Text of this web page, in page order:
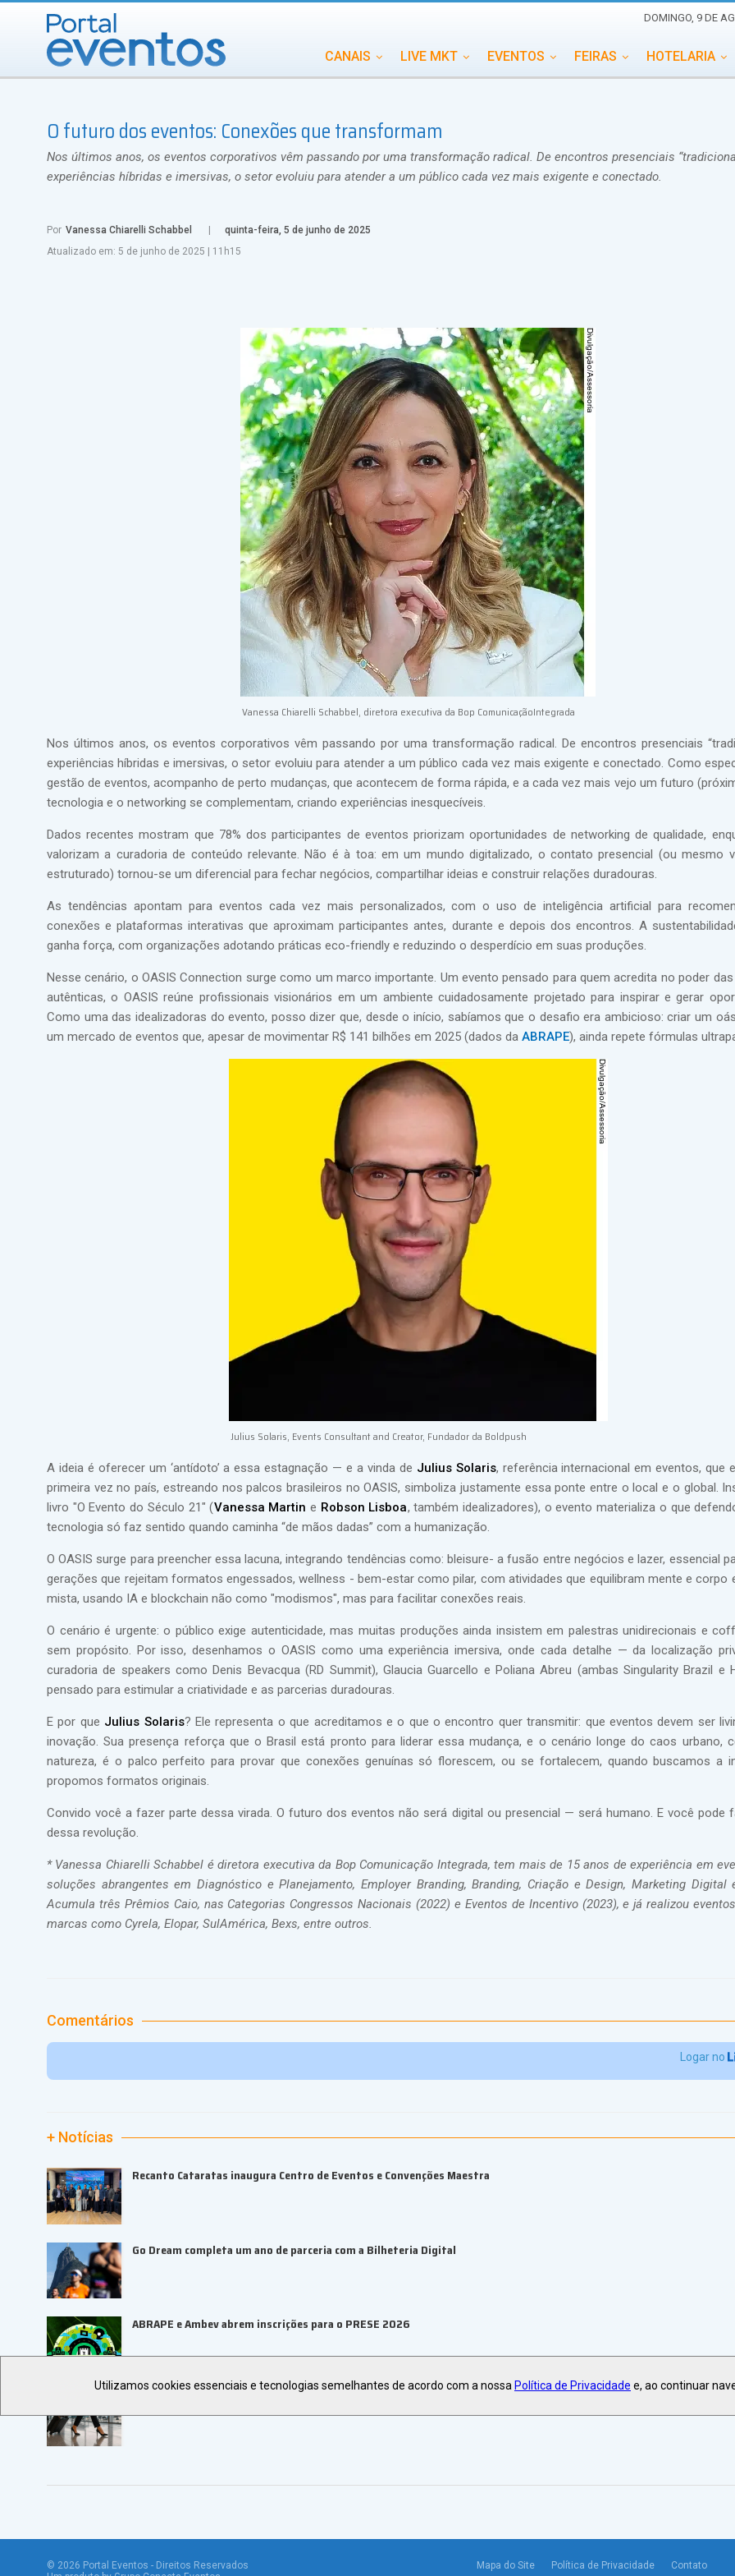
DOMINGO, 9 DE
CANAIS LIVE MKT EVENTOS FEIRAS HOTELARIA
INCENTIVOS INTERNACIONAL
O futuro dos eventos: Conexões que transformam
Nos últimos anos, os eventos corporativos vêm passando por uma transformação radical. De encontros presenciais
experiências híbridas e imersivas, o setor evoluiu para atender a um público cada vez mais exigente e conectado.
Por Vanessa Chiarelli Schabbel
quinta-feira, 5 de junho de 2025
Atualizado em: 5 de junho de 2025 11h15
Vanessa Chiarelli Schabbel, diretora executiva da Bop ComunicaçãoIntegrada
Nos últimos anos, os eventos corporativos vêm passando por uma transformação radical. De encontros presenciais
experiências híbridas e imersivas, o setor evoluiu para atender a um público cada vez mais exigente e conectado. Como
gestão de eventos, acompanho de perto mudanças, que acontecem de forma rápida, e a cada vez mais vejo um futuro
tecnologia e o networking se complementam, criando experiências inesquecíveis.
Dados recentes mostram que 78% dos participantes de eventos priorizam oportunidades de networking de qualidade,
valorizam a curadoria de conteúdo relevante. Não é à toa: em um mundo digitalizado, o contato presencial (ou mesmo
estruturado) tornou-se um diferencial para fechar negócios, compartilhar ideias e construir relações duradouras.
As tendências apontam para eventos cada vez mais personalizados, com o uso de inteligência artificial para
conexões e plataformas interativas que aproximam participantes antes, durante e depois dos encontros. A
ganha força, com organizações adotando práticas eco-friendly e reduzindo o desperdício em suas produções.
Nesse cenário, o OASIS Connection surge como um marco importante. Um evento pensado para quem acredita no poder
autênticas, o OASIS reúne profissionais visionários em um ambiente cuidadosamente projetado para inspirar e gerar
Como uma das idealizadoras do evento, posso dizer que, desde o início, sabíamos que o desafio era ambicioso: criar um
um mercado de eventos que, apesar de movimentar R$ 141 bilhões em 2025 (dados da ABRAPE), ainda repete fórmulas
Julius Solaris, Events Consultant and Creator, Fundador da Boldpush
A ideia é oferecer um ‘antídoto’ a essa estagnação — e a vinda de Julius Solaris, referência internacional em eventos, que
primeira vez no país, estreando nos palcos brasileiros no OASIS, simboliza justamente essa ponte entre o local e o global.
livro "O Evento do Século 21" (Vanessa Martin e Robson Lisboa, também idealizadores), o evento materializa o que
tecnologia só faz sentido quando caminha “de mãos dadas” com a humanização.
O OASIS surge para preencher essa lacuna, integrando tendências como: bleisure- a fusão entre negócios e lazer, essencial
gerações que rejeitam formatos engessados, wellness - bem-estar como pilar, com atividades que equilibram mente e corpo
mista, usando IA e blockchain não como "modismos", mas para facilitar conexões reais.
O cenário é urgente: o público exige autenticidade, mas muitas produções ainda insistem em palestras unidirecionais e
sem propósito. Por isso, desenhamos o OASIS como uma experiência imersiva, onde cada detalhe — da localização
curadoria de speakers como Denis Bevacqua (RD Summit), Glaucia Guarcello e Poliana Abreu (ambas Singularity Brazil e
pensado para estimular a criatividade e as parcerias duradouras.
E por que Julius Solaris? Ele representa o que acreditamos e o que o encontro quer transmitir: que eventos devem ser
inovação. Sua presença reforça que o Brasil está pronto para liderar essa mudança, e o cenário longe do caos urbano,
natureza, é o palco perfeito para provar que conexões genuínas só florescem, ou se fortalecem, quando buscamos a
propomos formatos originais.
Convido você a fazer parte dessa virada. O futuro dos eventos não será digital ou presencial — será humano. E você pode
dessa revolução.
* Vanessa Chiarelli Schabbel é diretora executiva da Bop Comunicação Integrada, tem mais de 15 anos de experiência em
soluções abrangentes em Diagnóstico e Planejamento, Employer Branding, Branding, Criação e Design, Marketing Digital
Acumula três Prêmios Caio, nas Categorias Congressos Nacionais (2022) e Eventos de Incentivo (2023), e já realizou
marcas como Cyrela, Elopar, SulAmérica, Bexs, entre outros.
Comentários
Logar no
+ Notícias
Recanto Cataratas inaugura Centro de Eventos e Convenções Maestra
Go Dream completa um ano de parceria com a Bilheteria Digital
ABRAPE e Ambev abrem inscrições para o PRESE 2026
ALAGEV aponta tendências para viagens corporativas em 2027
© 2026 Portal Eventos - Direitos Reservados
Mapa do Site Política de Privacidade Contato
Utilizamos cookies essenciais e tecnologias semelhantes de acordo com a nossa Política de Privacidade e, ao continuar